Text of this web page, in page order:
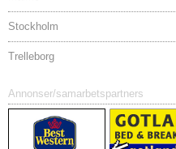
Stockholm
Trelleborg
Annonser/samarbetspartners